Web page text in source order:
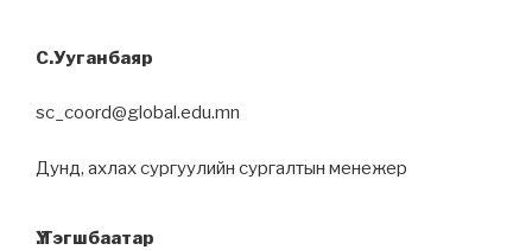
С.Ууганбаяр
sc_coord@global.edu.mn
Дунд, ахлах сургуулийн сургалтын менежер
Ү.Тэгшбаатар